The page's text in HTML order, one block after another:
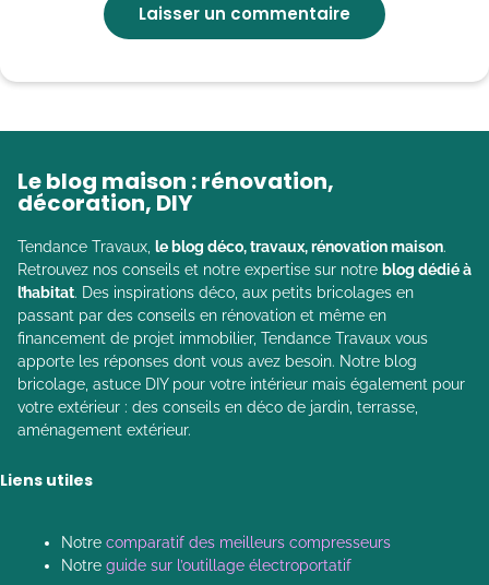
Le blog maison : rénovation,
décoration, DIY
Tendance Travaux, le blog déco, travaux, rénovation maison.
Retrouvez nos conseils et notre expertise sur notre blog dédié à
l’habitat. Des inspirations déco, aux petits bricolages en
passant par des conseils en rénovation et même en
financement de projet immobilier, Tendance Travaux vous
apporte les réponses dont vous avez besoin. Notre blog
bricolage, astuce DIY pour votre intérieur mais également pour
votre extérieur : des conseils en déco de jardin, terrasse,
aménagement extérieur.
Liens utiles
Notre comparatif des meilleurs compresseurs
Notre guide sur l’outillage électroportatif